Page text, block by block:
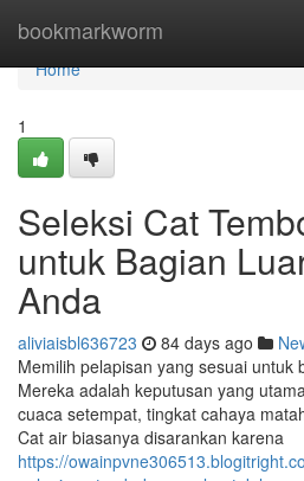
bookmarkworm
Home
Home
1
Seleksi Cat
untuk Bagian
Anda
aliviaisbl636723 84 days ago
Memilih pelapisan yang sesuai untuk
Mereka adalah keputusan yang
cuaca setempat, tingkat cahaya
Cat air biasanya disarankan karena
https://